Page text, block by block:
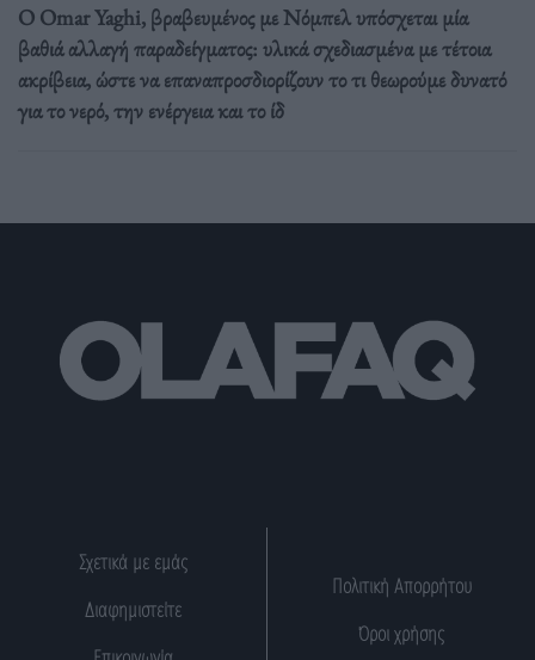
Ο Omar Yaghi, βραβευμένος με Νόμπελ υπόσχεται μία
βαθιά αλλαγή παραδείγματος: υλικά σχεδιασμένα με τέτοια
ακρίβεια, ώστε να επαναπροσδιορίζουν το τι θεωρούμε δυνατό
για το νερό, την ενέργεια και το ίδ
Σχετικά με εμάς
Διαφημιστείτε
Πολιτική Απορρήτου
Όροι χρήσης